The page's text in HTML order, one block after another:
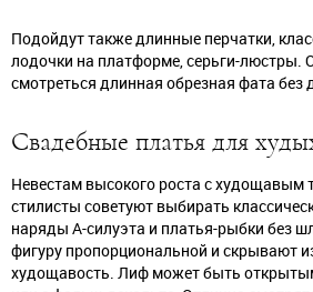
Подойдут также длинные перчатки,
лодочки на платформе, серьги-люстры.
смотреться длинная обрезная фата без
Свадебные платья для
Невестам высокого роста с худощавым
стилисты советуют выбирать
наряды А-силуэта и платья-рыбки без
фигуру пропорциональной и скрывают
худощавость. Лиф может быть